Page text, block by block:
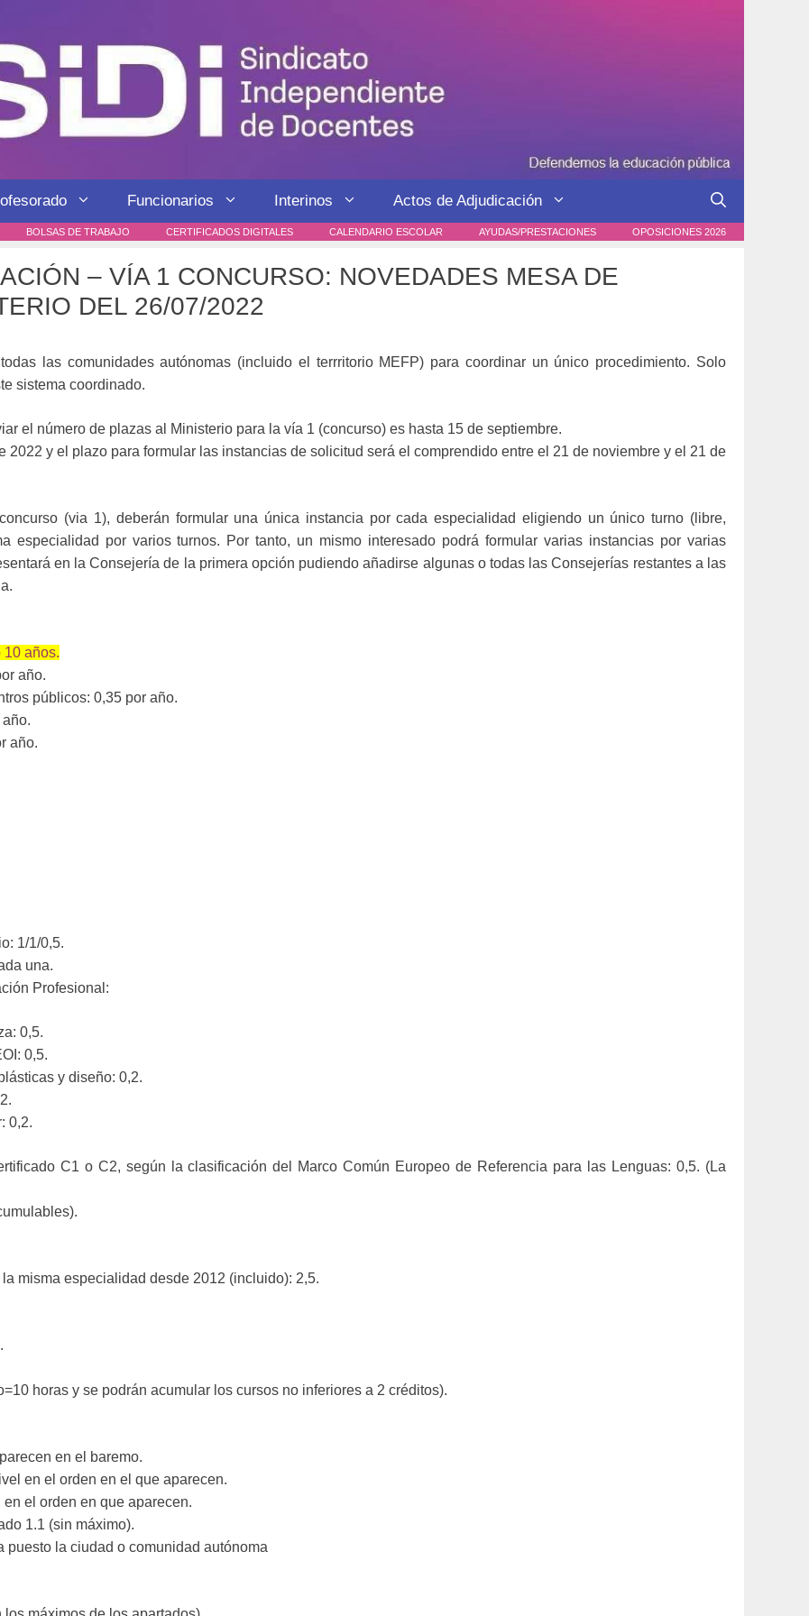
Funcionarios Interinos Actos de Adjudicación
BOLSAS DE TRABAJO CERTIFICADOS DIGITALES CALENDARIO ESCOLAR AYUDAS/PRESTACIONES OPOSICIONES 2026
– VÍA 1 CONCURSO: NOVEDADES MESA DE
DEL 26/07/2022
las comunidades autónomas (incluido el terrritorio MEFP) para coordinar un único procedimiento. Solo
sistema coordinado.
el número de plazas al Ministerio para la vía 1 (concurso) es hasta 15 de septiembre.
2022 y el plazo para formular las instancias de solicitud será el comprendido entre el 21 de noviembre y el 21 de
(via 1), deberán formular una única instancia por cada especialidad eligiendo un único turno (libre,
especialidad por varios turnos. Por tanto, un mismo interesado podrá formular varias instancias por varias
en la Consejería de la primera opción pudiendo añadirse algunas o todas las Consejerías restantes a las
10 años.
año.
públicos: 0,35 por año.
año.
1/1/0,5.
una.
Profesional:
0,5.
0,5.
y diseño: 0,2.
0,2.
C1 o C2, según la clasificación del Marco Común Europeo de Referencia para las Lenguas: 0,5. (La
misma especialidad desde 2012 (incluido): 2,5.
horas y se podrán acumular los cursos no inferiores a 2 créditos).
en el baremo.
en el orden en el que aparecen.
el orden en que aparecen.
1.1 (sin máximo).
puesto la ciudad o comunidad autónoma